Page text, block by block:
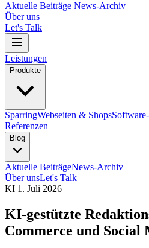
Aktuelle Beiträge News-Archiv
Über uns
Let's Talk
Leistungen
Produkte
SparringWebseiten & Shops
Referenzen
Blog
Aktuelle BeiträgeNews-Archiv
Über unsLet's Talk
KI 1. Juli 2026
KI-gestützte
Commerce und Social